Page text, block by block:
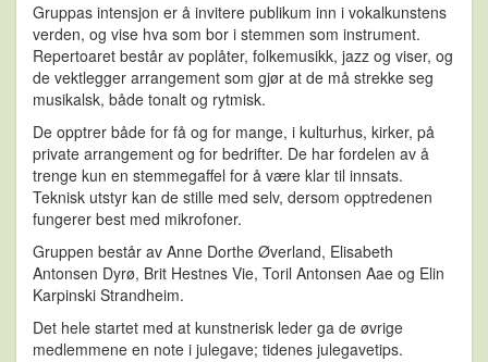
Gruppas intensjon er å invitere publikum inn i vokalkunstens
verden, og vise hva som bor i stemmen som instrument.
Repertoaret består av poplåter, folkemusikk, jazz og viser, og
de vektlegger arrangement som gjør at de må strekke seg
musikalsk, både tonalt og rytmisk.
De opptrer både for få og for mange, i kulturhus, kirker, på
private arrangement og for bedrifter. De har fordelen av å
trenge kun en stemmegaffel for å være klar til innsats.
Teknisk utstyr kan de stille med selv, dersom opptredenen
fungerer best med mikrofoner.
Gruppen består av Anne Dorthe Øverland, Elisabeth
Antonsen Dyrø, Brit Hestnes Vie, Toril Antonsen Aae og Elin
Karpinski Strandheim.
Det hele startet med at kunstnerisk leder ga de øvrige
medlemmene en note i julegave; tidenes julegavetips.